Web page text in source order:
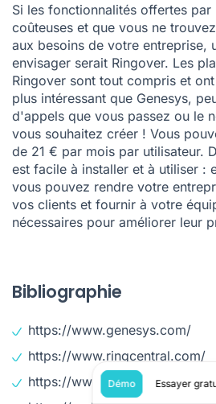
Si les fonctionnalités offertes par
coûteuses et que vous ne
aux besoins de votre entreprise,
envisager serait Ringover. Les
Ringover sont tout compris et
plus intéressant que Genesys,
d'appels que vous passez ou le
vous souhaitez créer ! Vous
de 21 € par mois par utilisateur.
est facile à installer et à utiliser :
vous pouvez rendre votre
vos clients et fournir à votre
nécessaires pour améliorer leur
Bibliographie
https://www.genesys.com/
https://www.ringcentral.com/
https://www.3cx.fr
Démo Essayer